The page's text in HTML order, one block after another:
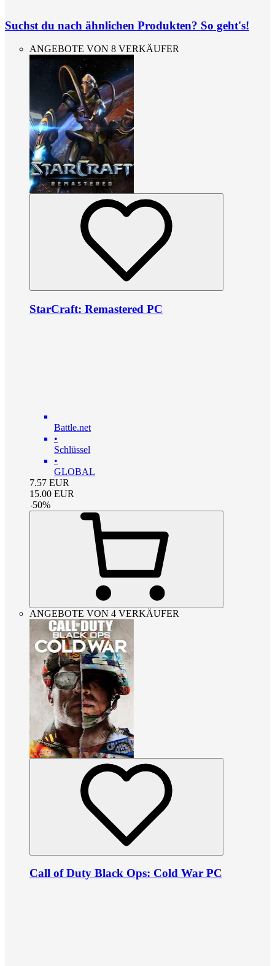
Suchst du nach ähnlichen Produkten? So geht's!
ANGEBOTE VON 8 VERKÄUFER
StarCraft: Remastered PC
Battle.net
•
Schlüssel
•
GLOBAL
7.57 EUR
15.00 EUR
-50%
ANGEBOTE VON 4 VERKÄUFER
Call of Duty Black Ops: Cold War PC